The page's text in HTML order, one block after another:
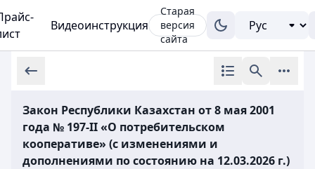
Видеоинструкция
Старая
версия
сайта
Закон Республики Казахстан от 8 мая 2001
года № 197-II «О потребительском
кооперативе» (с изменениями и
дополнениями по состоянию на 12.03.2026 г.)